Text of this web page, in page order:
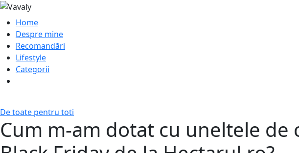
Home
Despre mine
Recomandări
Lifestyle
Categorii
De toate pentru toti
Cum m-am dotat cu uneltele de